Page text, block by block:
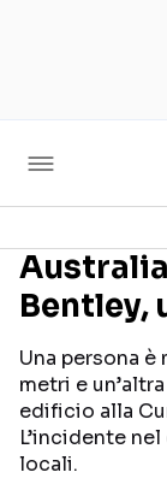
Bentley,
Una persona
metri e
edificio alla
L’incidente
locali.